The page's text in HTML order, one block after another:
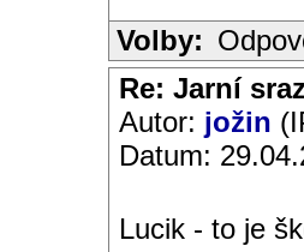
Volby:
Re: Jarní
Autor: jožin
Datum:
Lucik - to je